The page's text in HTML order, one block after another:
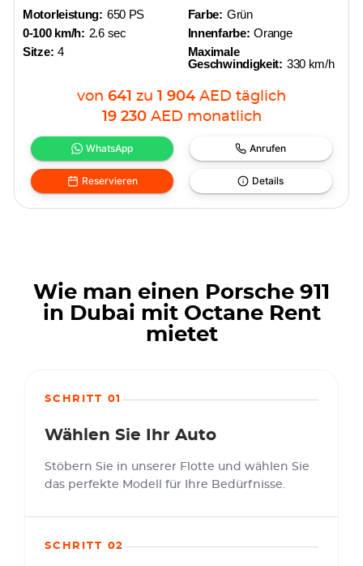
Motorleistung: 650 PS
0-100 km/h: 2.6 sec
Sitze: 4
Farbe: Grün
Innenfarbe: Orange
Maximale
Geschwindigkeit: 330 km/h
von 641 zu 1 904 AED täglich
19 230 AED monatlich
WhatsApp Anrufen
Reservieren Details
Wie man einen Porsche 911
in Dubai mit Octane Rent
mietet
SCHRITT 01
Wählen Sie Ihr Auto
Stöbern Sie in unserer Flotte und wählen Sie
das perfekte Modell für Ihre Bedürfnisse.
SCHRITT 02